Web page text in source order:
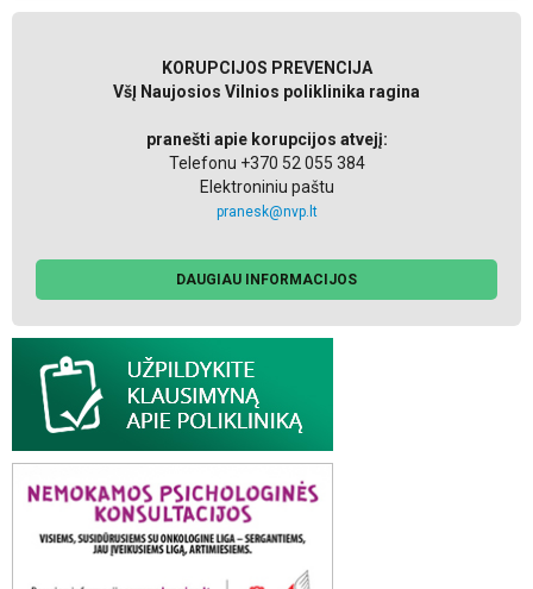
KORUPCIJOS PREVENCIJA
VšĮ Naujosios Vilnios poliklinika ragina
pranešti apie korupcijos atvejį:
Telefonu +370 52 055 384
Elektroniniu paštu
pranesk@nvp.lt
DAUGIAU INFORMACIJOS